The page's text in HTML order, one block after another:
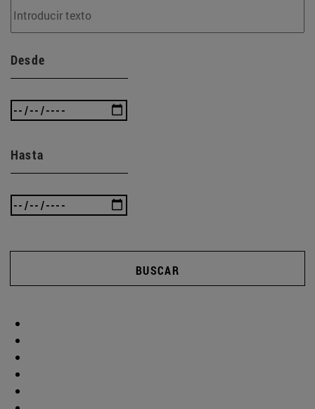
Desde
Hasta
BUSCAR